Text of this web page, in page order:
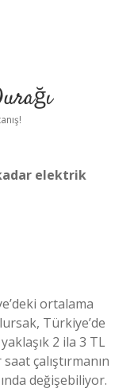
elektrik
ortalama
Türkiye’de
2 ila 3 TL
çalıştırmanın
değişebiliyor.